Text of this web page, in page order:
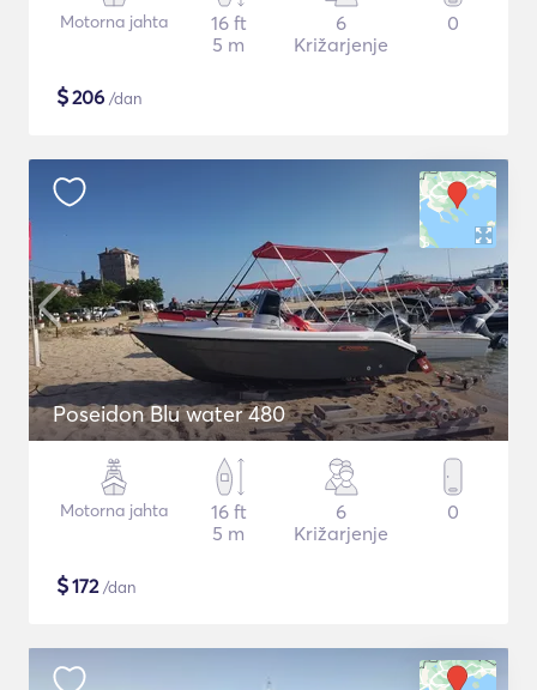
Motorna jahta
16 ft
5 m
6
Križarjenje
0
$206 /dan
Poseidon Blu water 480
Motorna jahta
16 ft
5 m
6
Križarjenje
0
$172/dan